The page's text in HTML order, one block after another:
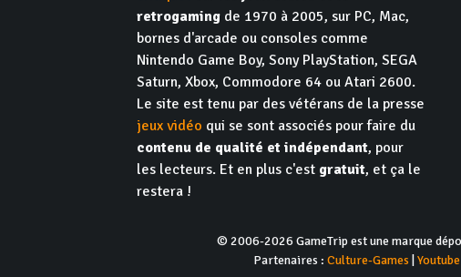
retrogaming de 1970 à 2005, sur PC, Mac,
bornes d'arcade ou consoles comme
Nintendo Game Boy, Sony PlayStation, SEGA
Saturn, Xbox, Commodore 64 ou Atari 2600.
Le site est tenu par des vétérans de la presse
jeux vidéo qui se sont associés pour faire du
contenu de qualité et indépendant, pour
les lecteurs. Et en plus c'est gratuit, et ça le
restera !
© 2006-2026 GameTrip est une marque
Partenaires : Culture-Games